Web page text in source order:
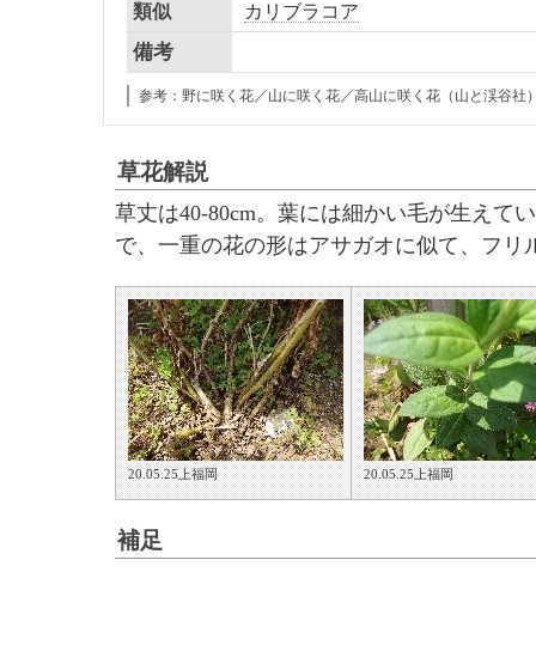
類似 カリブラコア
備考
参考：野に咲く花／山に咲く花／高山に咲く花（山と渓谷社
草花解説
草丈は40-80cm。葉には細かい毛が生えて
で、一重の花の形はアサガオに似て、フ
20.05.25上福岡 20.05.25上福岡
補足